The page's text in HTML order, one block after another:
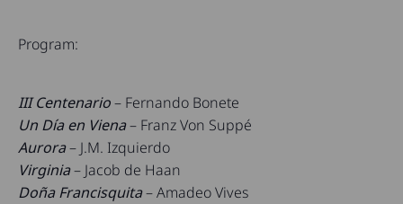
Program:
III Centenario– Fernando Bonete
Un Día en Viena– Franz Von Suppé
Aurora– J.M. Izquierdo
Virginia– Jacob de Haan
Doña Francisquita– Amadeo Vives